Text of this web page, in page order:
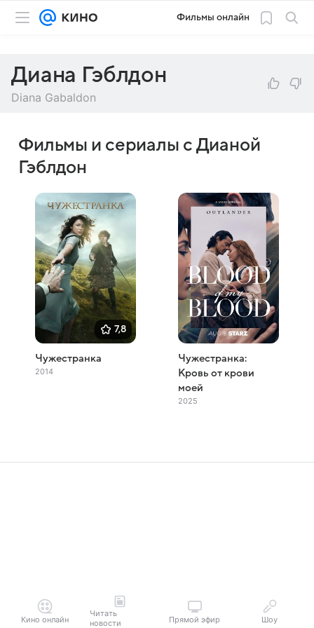
Фильмы онлайн
Диана Гэблдон
Diana Gabaldon
Фильмы и сериалы с Дианой
Гэблдон
7,8
Чужестранка
2014
Чужестранка:
Кровь от крови
моей
2025
Кино онлайн
Читать
новости
Прямой эфир Шоу